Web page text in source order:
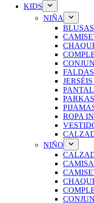
KIDS
NIÑA
FALDAS
PARKAS
ROPA
NIÑO